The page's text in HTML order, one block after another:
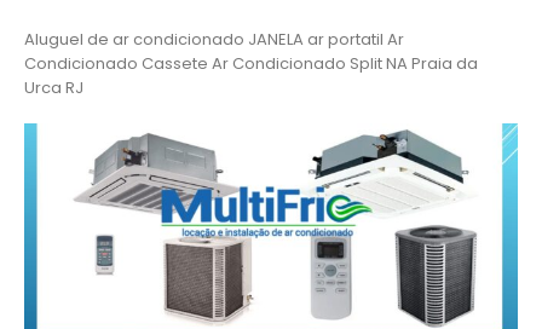
Aluguel de ar condicionado JANELA ar portatil Ar
Condicionado Cassete Ar Condicionado Split NA Praia da
Urca RJ